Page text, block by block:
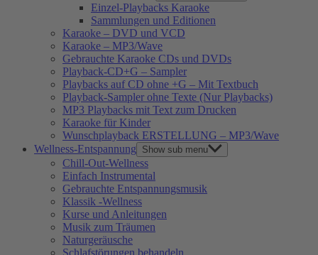
Einzel-Playbacks Karaoke
Sammlungen und Editionen
Karaoke – DVD und VCD
Karaoke – MP3/Wave
Gebrauchte Karaoke CDs und DVDs
Playback-CD+G – Sampler
Playbacks auf CD ohne +G – Mit Textbuch
Playback-Sampler ohne Texte (Nur Playbacks)
MP3 Playbacks mit Text zum Drucken
Karaoke für Kinder
Wunschplayback ERSTELLUNG – MP3/Wave
Wellness-Entspannung
Show sub menu
Chill-Out-Wellness
Einfach Instrumental
Gebrauchte Entspannungsmusik
Klassik -Wellness
Kurse und Anleitungen
Musik zum Träumen
Naturgeräusche
Schlafstörungen behandeln